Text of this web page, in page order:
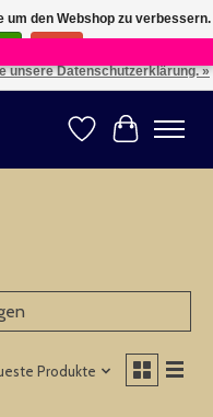
×
-- Choose your language: EN ⇓ ⇒
Wunschzettel
Ihr
Produkte
um den Webshop zu verbessern.
unsere Datenschutzerklärung. »